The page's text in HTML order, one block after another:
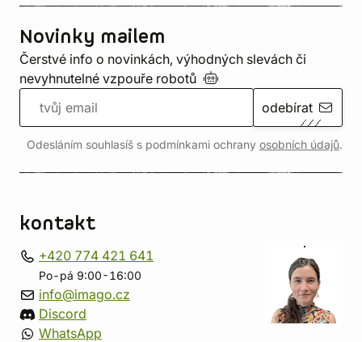
Novinky mailem
Čerstvé info o novinkách, výhodných slevách či
nevyhnutelné vzpouře robotů
odebírat
Odesláním souhlasíš s podmínkami ochrany osobních údajů.
kontakt
+420 774 421 641
Po-pá 9:00-16:00
info@imago.cz
Discord
WhatsApp